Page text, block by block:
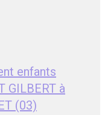
enfants
GILBERT à
(03)